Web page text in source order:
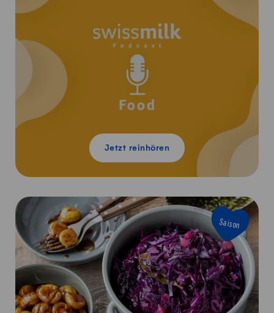
Jetzt reinhören
Saison